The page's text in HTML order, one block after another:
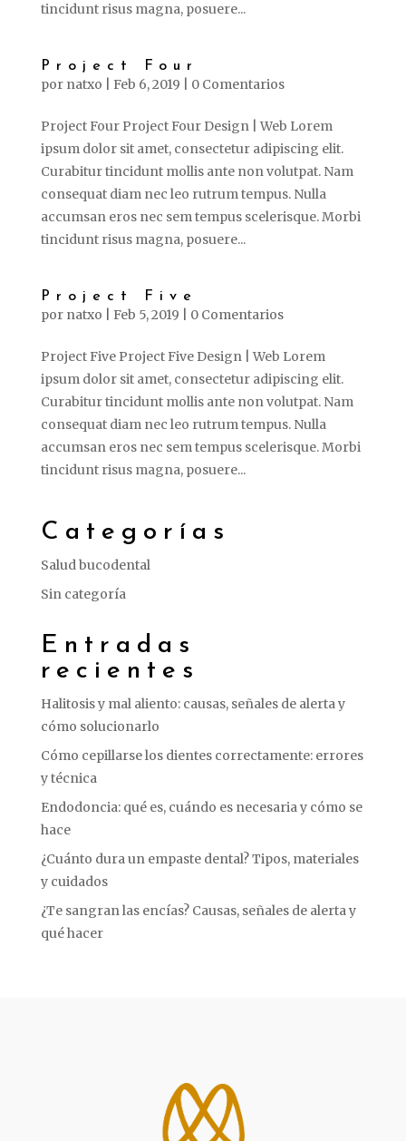
tincidunt risus magna, posuere...
Project Four
por natxo Feb 6, 2019 0 Comentarios
Project Four Project Four Design | Web Lorem
ipsum dolor sit amet, consectetur adipiscing elit.
Curabitur tincidunt mollis ante non volutpat. Nam
consequat diam nec leo rutrum tempus. Nulla
accumsan eros nec sem tempus scelerisque. Morbi
tincidunt risus magna, posuere...
Project Five
por natxo Feb 5, 2019 0 Comentarios
Project Five Project Five Design | Web Lorem
ipsum dolor sit amet, consectetur adipiscing elit.
Curabitur tincidunt mollis ante non volutpat. Nam
consequat diam nec leo rutrum tempus. Nulla
accumsan eros nec sem tempus scelerisque. Morbi
tincidunt risus magna, posuere...
Categorías
Salud bucodental
Sin categoría
Entradas
recientes
Halitosis y mal aliento: causas, señales de alerta y
cómo solucionarlo
Cómo cepillarse los dientes correctamente: errores
y técnica
Endodoncia: qué es, cuándo es necesaria y cómo se
hace
¿Cuánto dura un empaste dental? Tipos, materiales
y cuidados
¿Te sangran las encías? Causas, señales de alerta y
qué hacer